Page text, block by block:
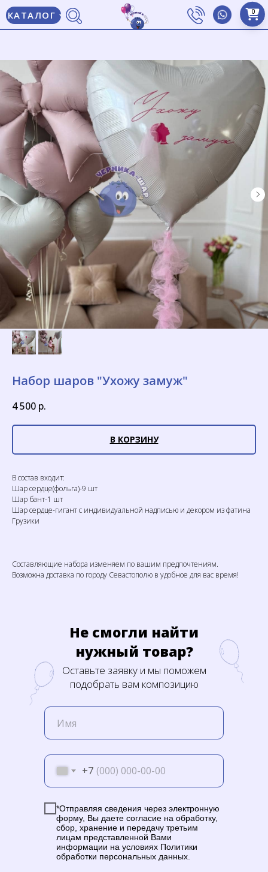
0
КАТАЛОГ
Набор шаров "Ухожу замуж"
4 500 р.
В КОРЗИНУ
В состав входит:
Шар сердце(фольга)-9 шт
Шар бант-1 шт
Шар сердце-гигант с индивидуальной надписью и декором из фатина
Грузики
Составляющие набора изменяем по вашим предпочтениям.
Возможна доставка по городу Севастополю в удобное для вас время!
+7
*Отправляя сведения через электронную
форму, Вы даете согласие на обработку,
сбор, хранение и передачу третьим
лицам представленной Вами
информации на условиях Политики
обработки персональных данных.
Не смогли найти
нужный товар?
Оставьте заявку и мы поможем
подобрать вам композицию